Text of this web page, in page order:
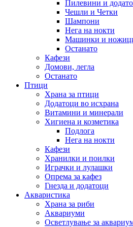
Пилевини и
Чешли и Четки
Шампони
Нега на нокти
Машинки и
Останато
Кафези
Домови, легла
Останато
Птици
Храна за птици
Додатоци во исхрана
Витамини и минерали
Хигиена и козметика
Подлога
Нега на нокти
Кафези
Хранилки и поилки
Играчки и лулашки
Опрема за кафез
Гнезда и додатоци
Акваристика
Храна за риби
Аквариуми
Осветлување за